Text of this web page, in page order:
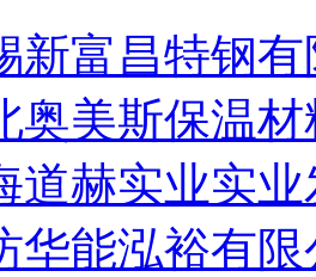
新富昌特钢
奥美斯保温
道赫实业实
华能泓裕有